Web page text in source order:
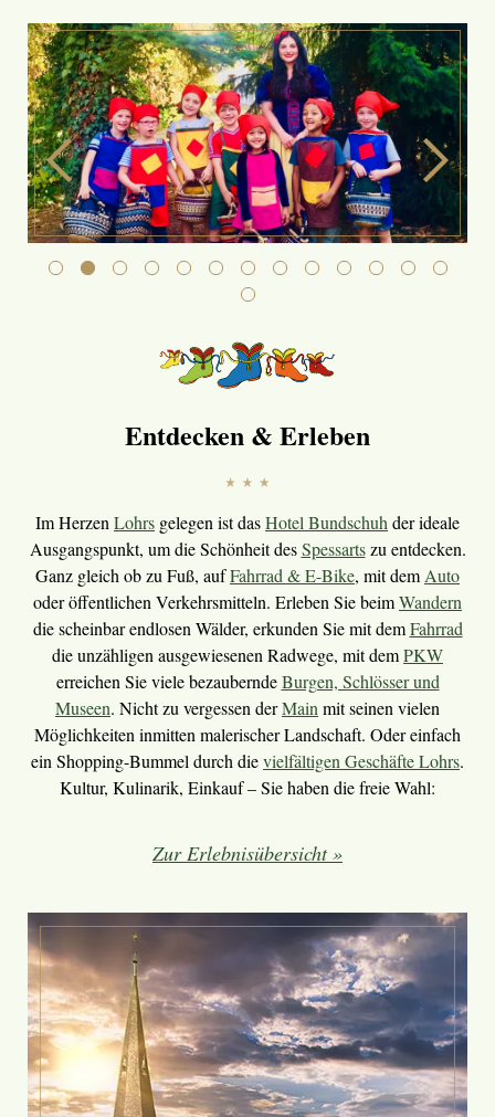
Entdecken & Erleben
Im Herzen Lohrs gelegen ist dasHotel Bundschuh der ideale
Ausgangspunkt, um die Schönheit desSpessartszu entdecken.
Ganz gleich ob zu Fuß, aufFahrrad & E-Bike, mit dem Auto
oder öffentlichen Verkehrsmitteln. Erleben Sie beimWandern
die scheinbar endlosen Wälder, erkunden Sie mit demFahrrad
die unzähligen ausgewiesenen Radwege, mit demPKW
erreichen Sie viele bezauberndeBurgen, Schlösser und
Museen. Nicht zu vergessen derMain mit seinen vielen
Möglichkeiten inmitten malerischer Landschaft. Oder einfach
ein Shopping-Bummel durch dievielfältigen Geschäfte Lohrs.
Kultur, Kulinarik, Einkauf – Sie haben die freie Wahl:
Zur Erlebnisübersicht »